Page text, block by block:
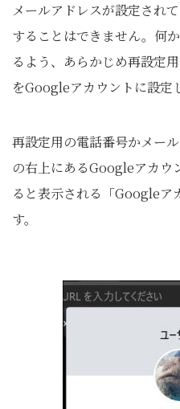
メールアドレスが設定され
することはできません。何
るよう、あらかじめ再設定
をGoogleアカウントに設定
再設定用の電話番号かメー
の右上にあるGoogleアカウ
ると表示される「Googleア
す。